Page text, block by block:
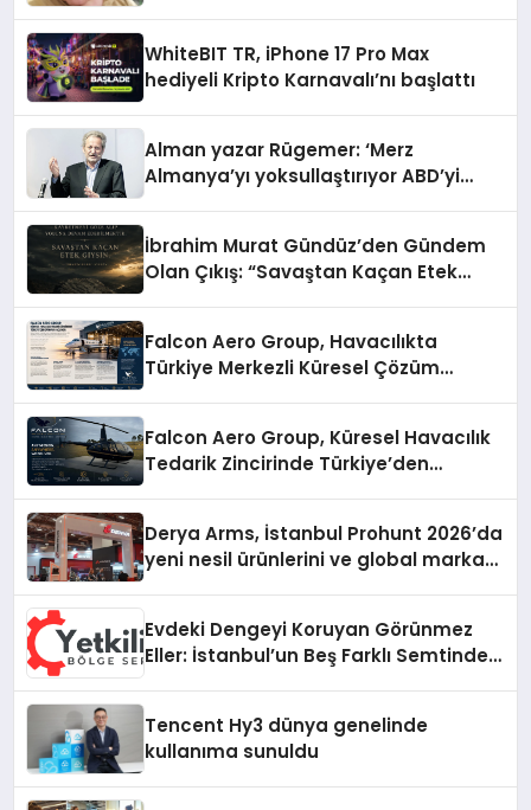
WhiteBIT TR, iPhone 17 Pro Max
hediyeli Kripto Karnavalı’nı başlattı
Alman yazar Rügemer: ‘Merz
Almanya’yı yoksullaştırıyor ABD’yi
İbrahim Murat Gündüz’den Gündem
Olan Çıkış: “Savaştan Kaçan Etek
Falcon Aero Group, Havacılıkta
Türkiye Merkezli Küresel Çözüm
Falcon Aero Group, Küresel Havacılık
Tedarik Zincirinde Türkiye’den
Derya Arms, İstanbul Prohunt 2026’da
yeni nesil ürünlerini ve global marka
Evdeki Dengeyi Koruyan Görünmez
Eller: İstanbul’un Beş Farklı Semtinde
Tencent Hy3 dünya genelinde
kullanıma sunuldu